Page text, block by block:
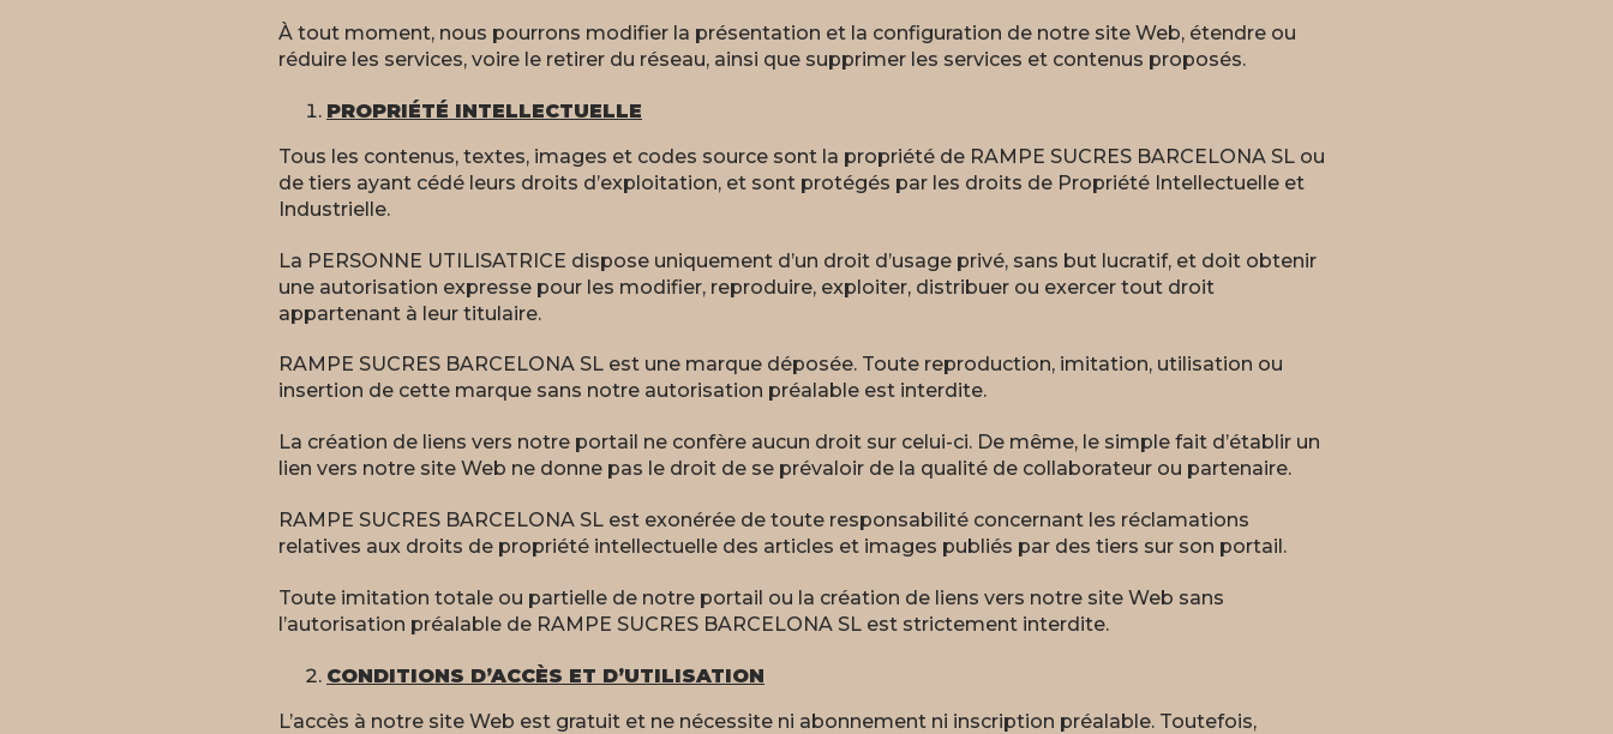
À tout moment, nous pourrons modifier la présentation et la configuration de notre site Web, étendre ou
réduire les services, voire le retirer du réseau, ainsi que supprimer les services et contenus proposés.
PROPRIÉTÉ INTELLECTUELLE
Tous les contenus, textes, images et codes source sont la propriété de RAMPE SUCRES BARCELONA SL ou
de tiers ayant cédé leurs droits d’exploitation, et sont protégés par les droits de Propriété Intellectuelle et
Industrielle.
La PERSONNE UTILISATRICE dispose uniquement d’un droit d’usage privé, sans but lucratif, et doit obtenir
une autorisation expresse pour les modifier, reproduire, exploiter, distribuer ou exercer tout droit
appartenant à leur titulaire.
RAMPE SUCRES BARCELONA SL est une marque déposée. Toute reproduction, imitation, utilisation ou
insertion de cette marque sans notre autorisation préalable est interdite.
La création de liens vers notre portail ne confère aucun droit sur celui-ci. De même, le simple fait d’établir un
lien vers notre site Web ne donne pas le droit de se prévaloir de la qualité de collaborateur ou partenaire.
RAMPE SUCRES BARCELONA SL est exonérée de toute responsabilité concernant les réclamations
relatives aux droits de propriété intellectuelle des articles et images publiés par des tiers sur son portail.
Toute imitation totale ou partielle de notre portail ou la création de liens vers notre site Web sans
l’autorisation préalable de RAMPE SUCRES BARCELONA SL est strictement interdite.
CONDITIONS D’ACCÈS ET D’UTILISATION
L’accès à notre site Web est gratuit et ne nécessite ni abonnement ni inscription préalable. Toutefois,